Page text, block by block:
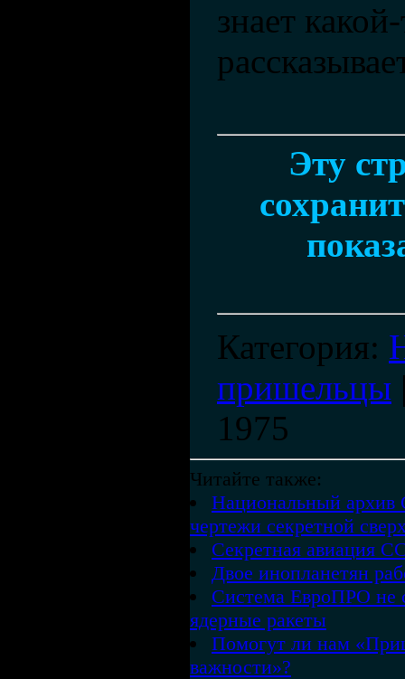
знает
Эту
Категория:
пришельцы
1975
Читайте также:
Национальный
чертежи секретной
Секретная авиация
Двое инопланетян
Система ЕвроПРО не
ядерные ракеты
Помогут ли нам
важности»?